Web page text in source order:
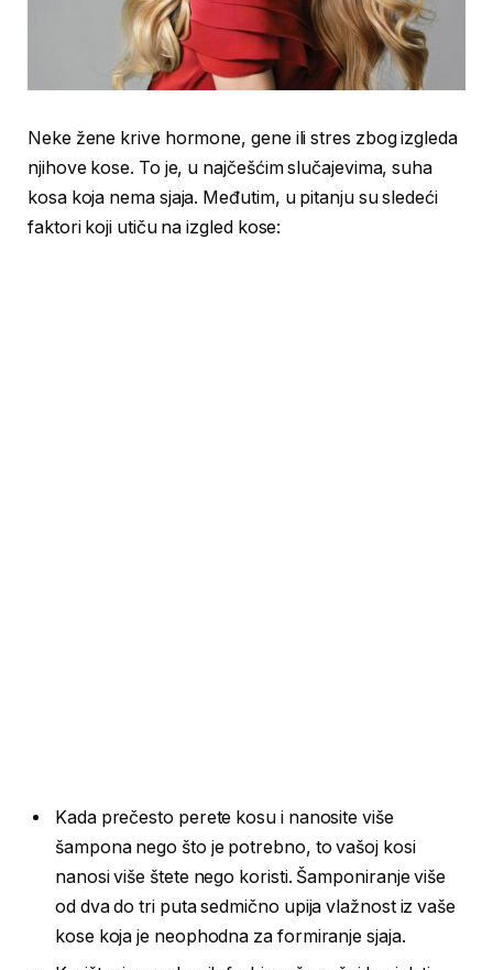
Neke žene krive hormone, gene ili stres zbog izgleda
njihove kose. To je, u najčešćim slučajevima, suha
kosa koja nema sjaja. Međutim, u pitanju su sledeći
faktori koji utiču na izgled kose:
Kada prečesto perete kosu i nanosite više
šampona nego što je potrebno, to vašoj kosi
nanosi više štete nego koristi. Šamponiranje više
od dva do tri puta sedmično upija vlažnost iz vaše
kose koja je neophodna za formiranje sjaja.